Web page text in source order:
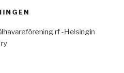
rf -Helsingin